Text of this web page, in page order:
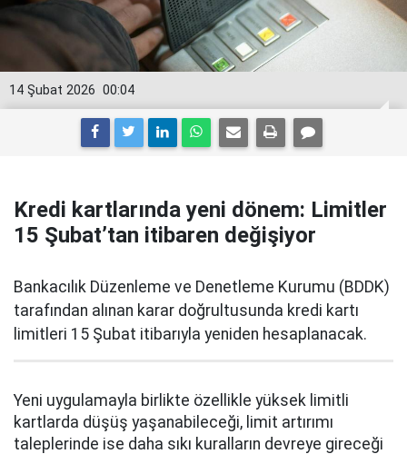
00:04
14 Şubat 2026
Kredi kartlarında yeni dönem: Limitler
15 Şubat’tan itibaren değişiyor
Bankacılık Düzenleme ve Denetleme Kurumu (BDDK)
tarafından alınan karar doğrultusunda kredi kartı
limitleri 15 Şubat itibarıyla yeniden hesaplanacak.
Yeni uygulamayla birlikte özellikle yüksek limitli
kartlarda düşüş yaşanabileceği, limit artırımı
taleplerinde ise daha sıkı kuralların devreye gireceği